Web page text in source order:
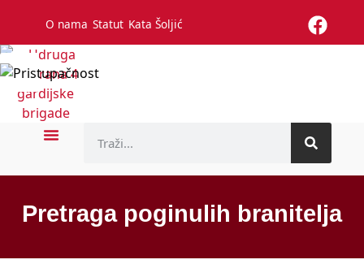
O nama Statut Kata Šoljić
Pretraga poginulih branitelja